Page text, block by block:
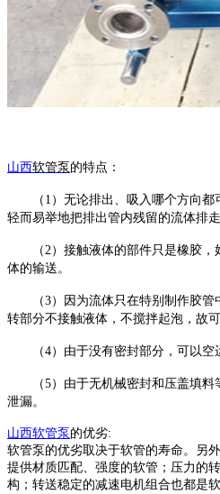
山西软管泵 的特点：
（ 1）无论排出、吸入哪个方向
轻而易举地把排出管内残留的流体排走
（2）接触液体的部件只是橡胶
体的输送。
（3）因为流体只在特别制作胶
转部分不接触液体，不搅拌起泡，故
（4）由于没有密封部分，可以空
（5）由于无机械密封和压盖填
泄漏。
山西软管泵 的优劣:
软管泵 的优劣取决于软管的寿命。另
提供材质匹配、强度的软管；压力的
构；转送稳定的减速电机组合也都是